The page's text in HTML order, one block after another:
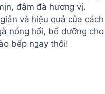
đậm đà hương vị.
và hiệu quả của
nóng hổi, bổ dưỡng
bếp ngay thôi!